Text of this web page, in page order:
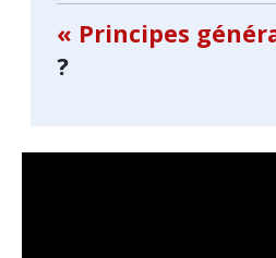
« Principes
?